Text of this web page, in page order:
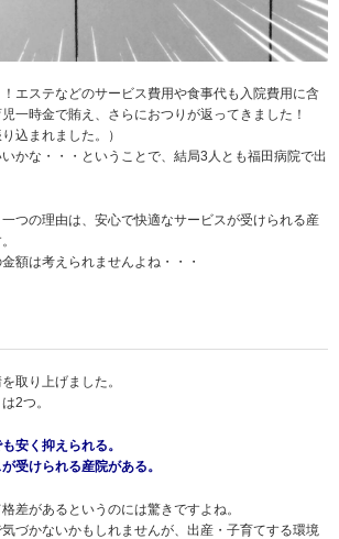
エステなどのサービス費用や食事代も入院費用に含
一時金で賄え、さらにおつりが返ってきました！
込まれました。）
かな・・・ということで、結局3人とも福田病院で出
つの理由は、安心で快適なサービスが受けられる産
額は考えられませんよね・・・
取り上げました。
2つ。
安く抑えられる。
受けられる産院がある。
差があるというのには驚きですよね。
づかないかもしれませんが、出産・子育てする環境